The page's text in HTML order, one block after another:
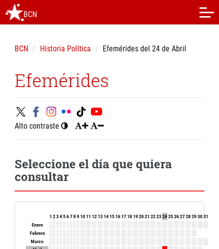
BCN
BCN Historia Política Efemérides del 24 de Abril
Efemérides
Alto contraste
Seleccione el día que quiera
consultar
1 234567891011 12131415161718192021 22232425262728293031
Enero
Febrero
Marzo